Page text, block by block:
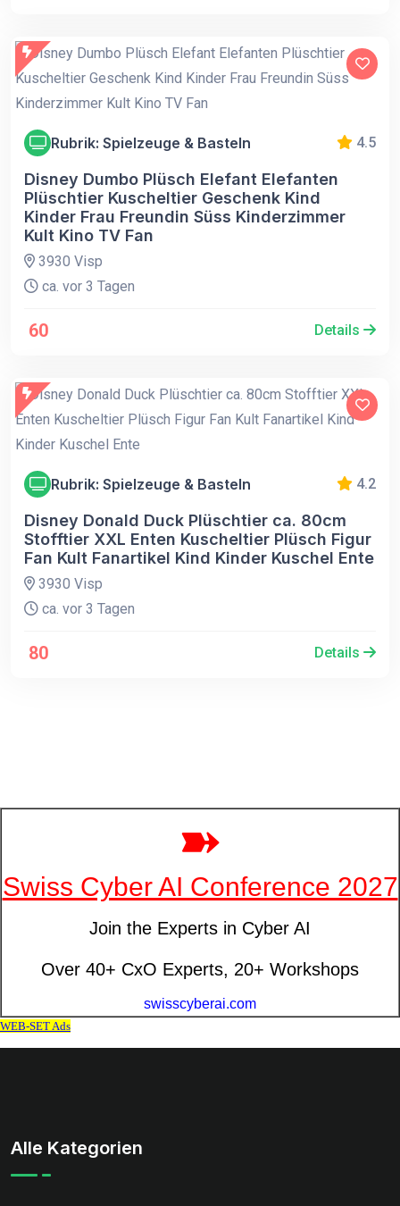
Rubrik: Spielzeuge & Basteln 4.5
Disney Dumbo Plüsch Elefant Elefanten
Plüschtier Kuscheltier Geschenk Kind
Kinder Frau Freundin Süss Kinderzimmer
Kult Kino TV Fan
3930 Visp
ca. vor 3 Tagen
60 Details
Rubrik: Spielzeuge & Basteln 4.2
Disney Donald Duck Plüschtier ca. 80cm
Stofftier XXL Enten Kuscheltier Plüsch Figur
Fan Kult Fanartikel Kind Kinder Kuschel Ente
3930 Visp
ca. vor 3 Tagen
80 Details
Alle Kategorien